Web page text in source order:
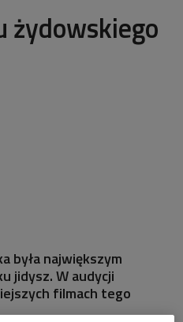
żydowskiego
była największym
jidysz. W audycji
filmach tego